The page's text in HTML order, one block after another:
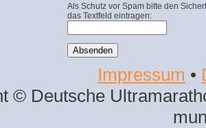
Als Schutz vor Spam bitte den
das Textfeld eintragen:
Impressum •
© Deutsche